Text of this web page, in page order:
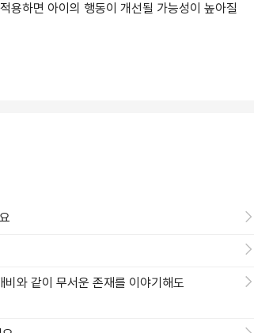
용하면 아이의 행동이 개선될 가능성이 높아질
와 같이 무서운 존재를 이야기해도